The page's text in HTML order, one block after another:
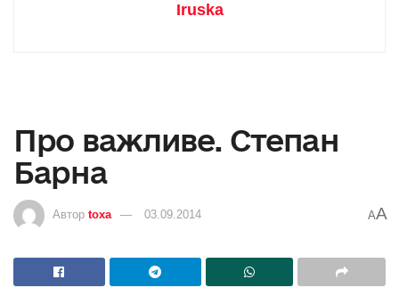
Iruska
Про важливе. Степан
Барна
Автор toxa 03.09.2014 AA